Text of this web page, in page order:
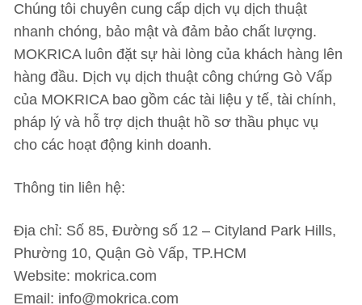
Chúng tôi chuyên cung cấp dịch vụ dịch thuật
nhanh chóng, bảo mật và đảm bảo chất lượng.
MOKRICA luôn đặt sự hài lòng của khách hàng lên
hàng đầu. Dịch vụ dịch thuật công chứng Gò Vấp
của MOKRICA bao gồm các tài liệu y tế, tài chính,
pháp lý và hỗ trợ dịch thuật hồ sơ thầu phục vụ
cho các hoạt động kinh doanh.
Thông tin liên hệ:
Địa chỉ: Số 85, Đường số 12 – Cityland Park Hills,
Phường 10, Quận Gò Vấp, TP.HCM
Website: mokrica.com
Email: info@mokrica.com